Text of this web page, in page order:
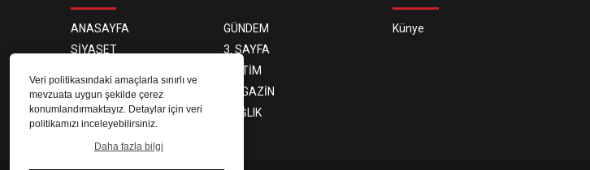
Veri politikasındaki amaçlarla sınırlı ve
mevzuata uygun şekilde çerez
konumlandırmaktayız. Detaylar için veri
politikamızı inceleyebilirsiniz.
Daha fazla bilgi
ANASAYFA
GÜNDEM
SİYASET
3. SAYFA
EĞİTİM
EKONOMİ
MAGAZİN
TEKNOLOJİ
SAĞLIK
Künye